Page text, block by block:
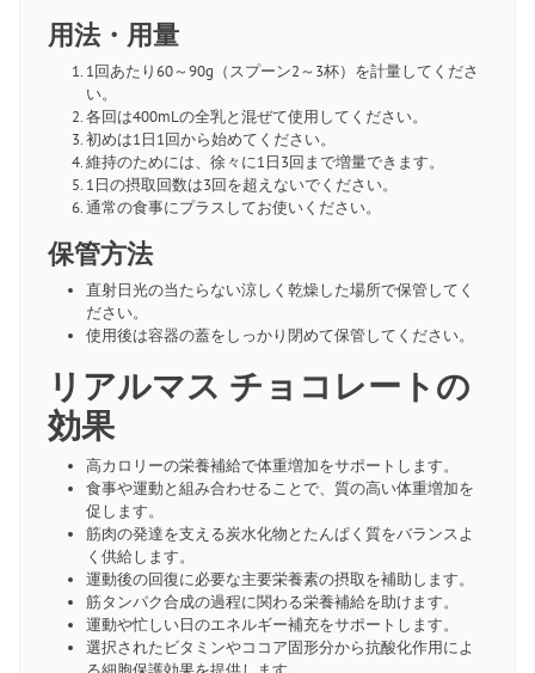
用法・用量
1回あたり60～90g（スプーン2～3杯）を計量してくださ
い。
各回は400mLの全乳と混ぜて使用してください。
初めは1日1回から始めてください。
維持のためには、徐々に1日3回まで増量できます。
1日の摂取回数は3回を超えないでください。
通常の食事にプラスしてお使いください。
保管方法
直射日光の当たらない涼しく乾燥した場所で保管してく
ださい。
使用後は容器の蓋をしっかり閉めて保管してください。
リアルマス チョコレートの
効果
高カロリーの栄養補給で体重増加をサポートします。
食事や運動と組み合わせることで、質の高い体重増加を
促します。
筋肉の発達を支える炭水化物とたんぱく質をバランスよ
く供給します。
運動後の回復に必要な主要栄養素の摂取を補助します。
筋タンパク合成の過程に関わる栄養補給を助けます。
運動や忙しい日のエネルギー補充をサポートします。
選択されたビタミンやココア固形分から抗酸化作用によ